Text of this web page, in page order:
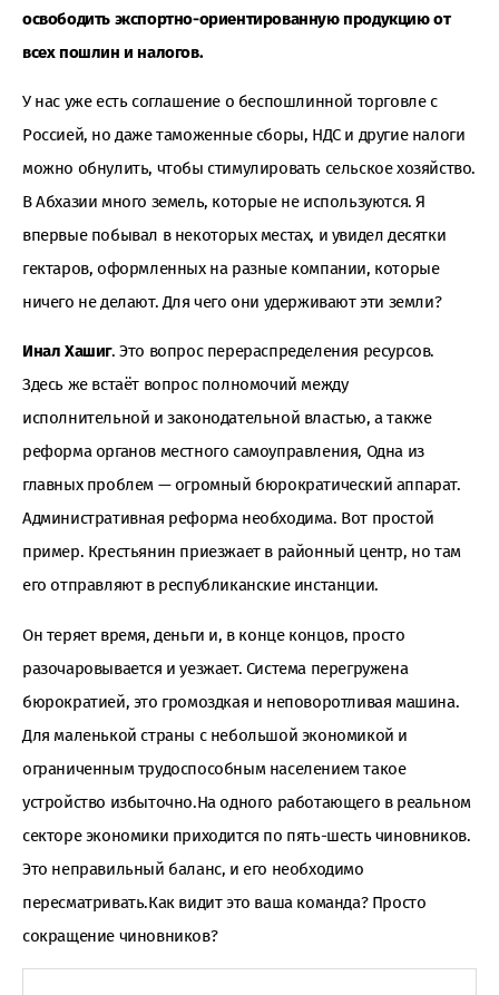
освободить экспортно-ориентированную продукцию от
всех пошлин и налогов.
У нас уже есть соглашение о беспошлинной торговле с
Россией, но даже таможенные сборы, НДС и другие налоги
можно обнулить, чтобы стимулировать сельское хозяйство.
В Абхазии много земель, которые не используются. Я
впервые побывал в некоторых местах, и увидел десятки
гектаров, оформленных на разные компании, которые
ничего не делают. Для чего они удерживают эти земли?
Инал Хашиг. Это вопрос перераспределения ресурсов.
Здесь же встаёт вопрос полномочий между
исполнительной и законодательной властью, а также
реформа органов местного самоуправления, Одна из
главных проблем — огромный бюрократический аппарат.
Административная реформа необходима. Вот простой
пример. Крестьянин приезжает в районный центр, но там
его отправляют в республиканские инстанции.
Он теряет время, деньги и, в конце концов, просто
разочаровывается и уезжает. Система перегружена
бюрократией, это громоздкая и неповоротливая машина.
Для маленькой страны с небольшой экономикой и
ограниченным трудоспособным населением такое
устройство избыточно.На одного работающего в реальном
секторе экономики приходится по пять-шесть чиновников.
Это неправильный баланс, и его необходимо
пересматривать.Как видит это ваша команда? Просто
сокращение чиновников?